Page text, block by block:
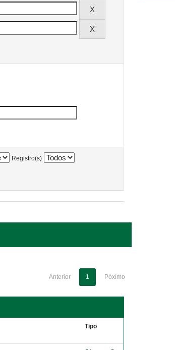
Registro(s)
Anterior 1 Póximo
Tipo